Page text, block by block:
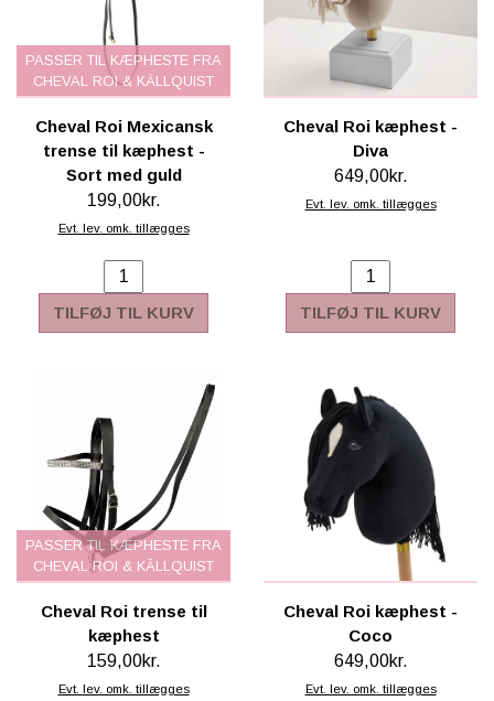
PASSER TIL KÆPHESTE FRA
CHEVAL ROI & KÄLLQUIST
Cheval Roi Mexicansk
trense til kæphest -
Sort med guld
199,00kr.
Evt. lev. omk. tillægges
TILFØJ TIL KURV
Cheval Roi kæphest -
Diva
649,00kr.
Evt. lev. omk. tillægges
TILFØJ TIL KURV
PASSER TIL KÆPHESTE FRA
CHEVAL ROI & KÄLLQUIST
Cheval Roi trense til
kæphest
159,00kr.
Evt. lev. omk. tillægges
Cheval Roi kæphest -
Coco
649,00kr.
Evt. lev. omk. tillægges